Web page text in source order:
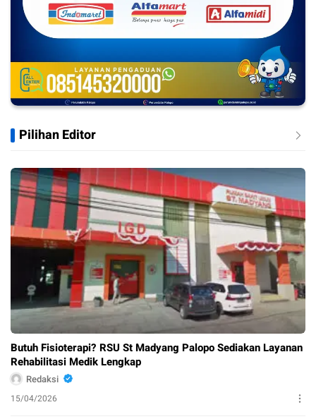
Pilihan Editor
Butuh Fisioterapi? RSU St Madyang Palopo Sediakan Layanan
Rehabilitasi Medik Lengkap
Redaksi
15/04/2026